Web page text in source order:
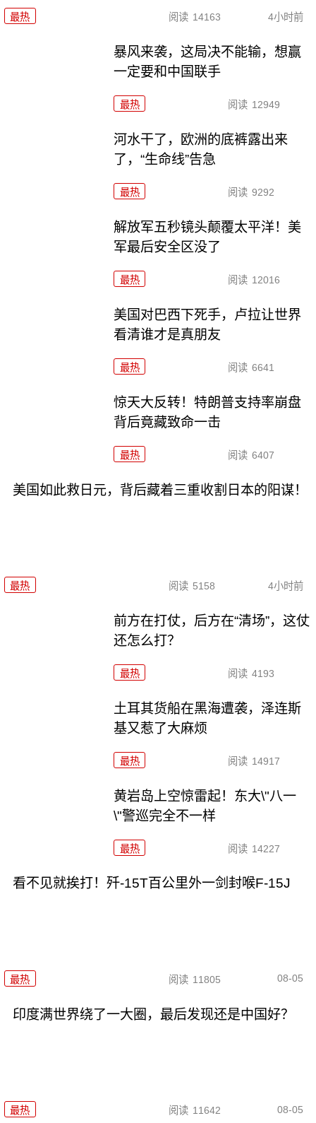
最热 阅读 14163 4小时前
暴风来袭，这局决不能输，想赢
一定要和中国联手
最热 阅读 12949
河水干了，欧洲的底裤露出来
了，“生命线”告急
最热 阅读 9292
解放军五秒镜头颠覆太平洋！美
军最后安全区没了
最热 阅读 12016
美国对巴西下死手，卢拉让世界
看清谁才是真朋友
最热 阅读 6641
惊天大反转！特朗普支持率崩盘
背后竟藏致命一击
最热 阅读 6407
美国如此救日元，背后藏着三重收割日本的阳谋！
最热 阅读 5158 4小时前
前方在打仗，后方在“清场”，这仗
还怎么打？
最热 阅读 4193
土耳其货船在黑海遭袭，泽连斯
基又惹了大麻烦
最热 阅读 14917
黄岩岛上空惊雷起！东大\"八一
\"警巡完全不一样
最热 阅读 14227
看不见就挨打！歼-15T百公里外一剑封喉F-15J
最热 阅读 11805 08-05
印度满世界绕了一大圈，最后发现还是中国好？
最热 阅读 11642 08-05